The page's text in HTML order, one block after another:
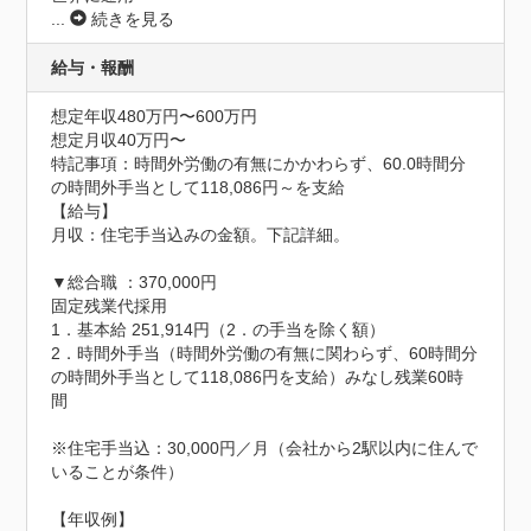
...
続きを見る
給与・報酬
想定年収480万円〜600万円
想定月収40万円〜
特記事項：時間外労働の有無にかかわらず、60.0時間分
の時間外手当として118,086円～を支給
【給与】
月収：住宅手当込みの金額。下記詳細。
▼総合職 ：370,000円
固定残業代採用
1．基本給 251,914円（2．の手当を除く額）
2．時間外手当（時間外労働の有無に関わらず、60時間分
の時間外手当として118,086円を支給）みなし残業60時
間
※住宅手当込：30,000円／月（会社から2駅以内に住んで
いることが条件）
【年収例】